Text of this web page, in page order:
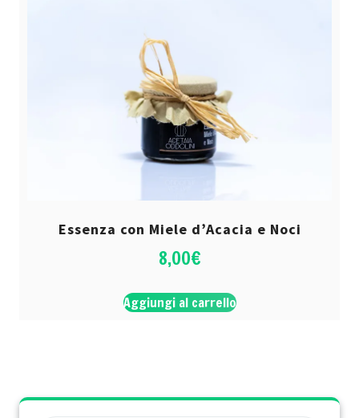
Essenza con Miele d’Acacia e Noci
8,00€
Aggiungi al carrello